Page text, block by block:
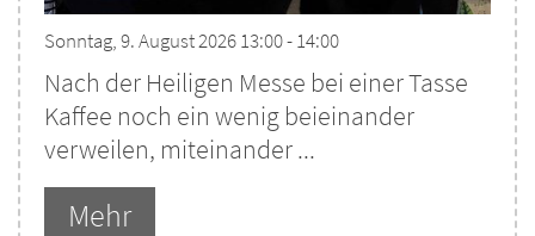
Sonntag, 9. August 2026 13:00 - 14:00
Nach der Heiligen Messe bei einer Tasse
Kaffee noch ein wenig beieinander
verweilen, miteinander ...
Mehr